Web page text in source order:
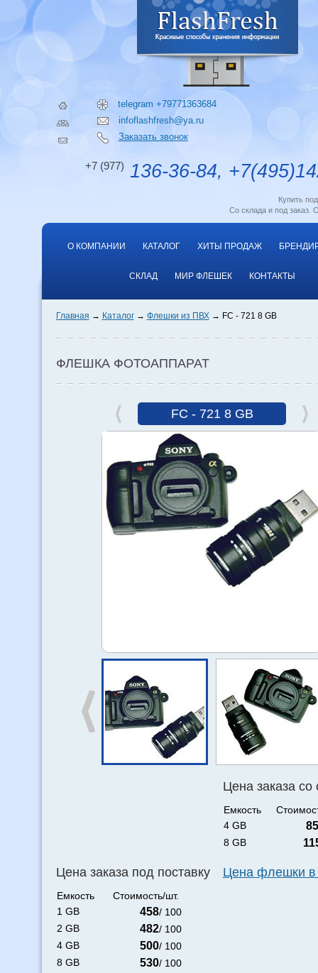
telegram +79771363684
infoflashfresh@ya.ru
Заказать звонок
+7 (977) 136-36-84,
Купить
Со склада и под заказ.
О КОМПАНИИ КАТАЛОГ ХИТЫ ПРОДАЖ
СКЛАД МИР ФЛЕШЕК КОНТАКТЫ
Главная Каталог Флешки из ПВХ FC - 721 8 GB
ФЛЕШКА ФОТОАППАРАТ
FC - 721 8 GB
Цена заказа под поставку
Емкость
Стоимость/шт.
1 GB
458/ 100
2 GB
482/ 100
4 GB
500/ 100
8 GB
530/ 100
Цена заказа со
Емкость
4 GB
8 GB
Цена флешки в